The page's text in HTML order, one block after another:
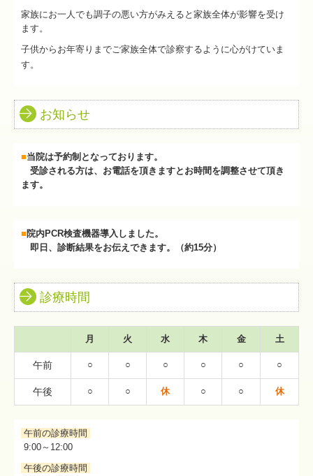
家族にお一人でも調子の悪い方がみえると家族全体が影響を受け
ます。
子供からお年寄りまでご家族全体で診察するように心がけていま
す。
お知らせ
■当院は予約制となっております。
受診される方は、お電話を頂きますとお時間を調整させて頂き
ます。
■ 院内PCR検査機器導入しました。
即日、診断結果をお伝えできます。（約15分）
診療時間
月 火 水 木 金 土
午前 ○ ○ ○ ○ ○ ○
午後 ○ ○ 休 ○ ○ 休
午前の診療時間
9:00～12:00
午後の診療時間